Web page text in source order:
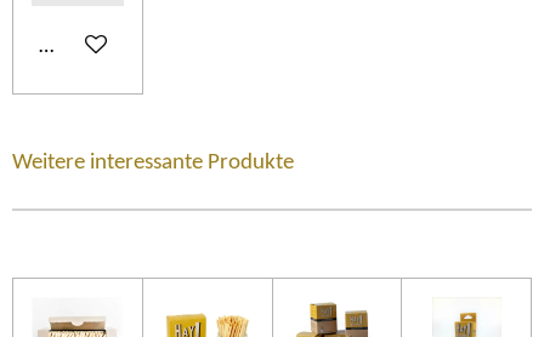
See details
Weitere interessante Produkte